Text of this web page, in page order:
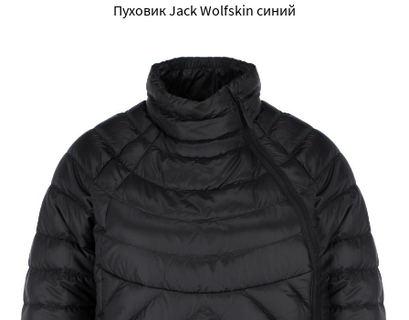
Пуховик Jack Wolfskin синий